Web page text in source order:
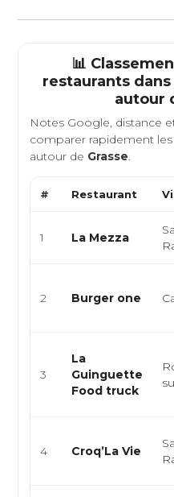
📊
restaurants
autour
Notes Google, distance
comparer rapidement
autour de Grasse.
# Restaurant
1 La Mezza
2 Burger one
3
La
Guinguette
Food truck
4 Croq’La Vie